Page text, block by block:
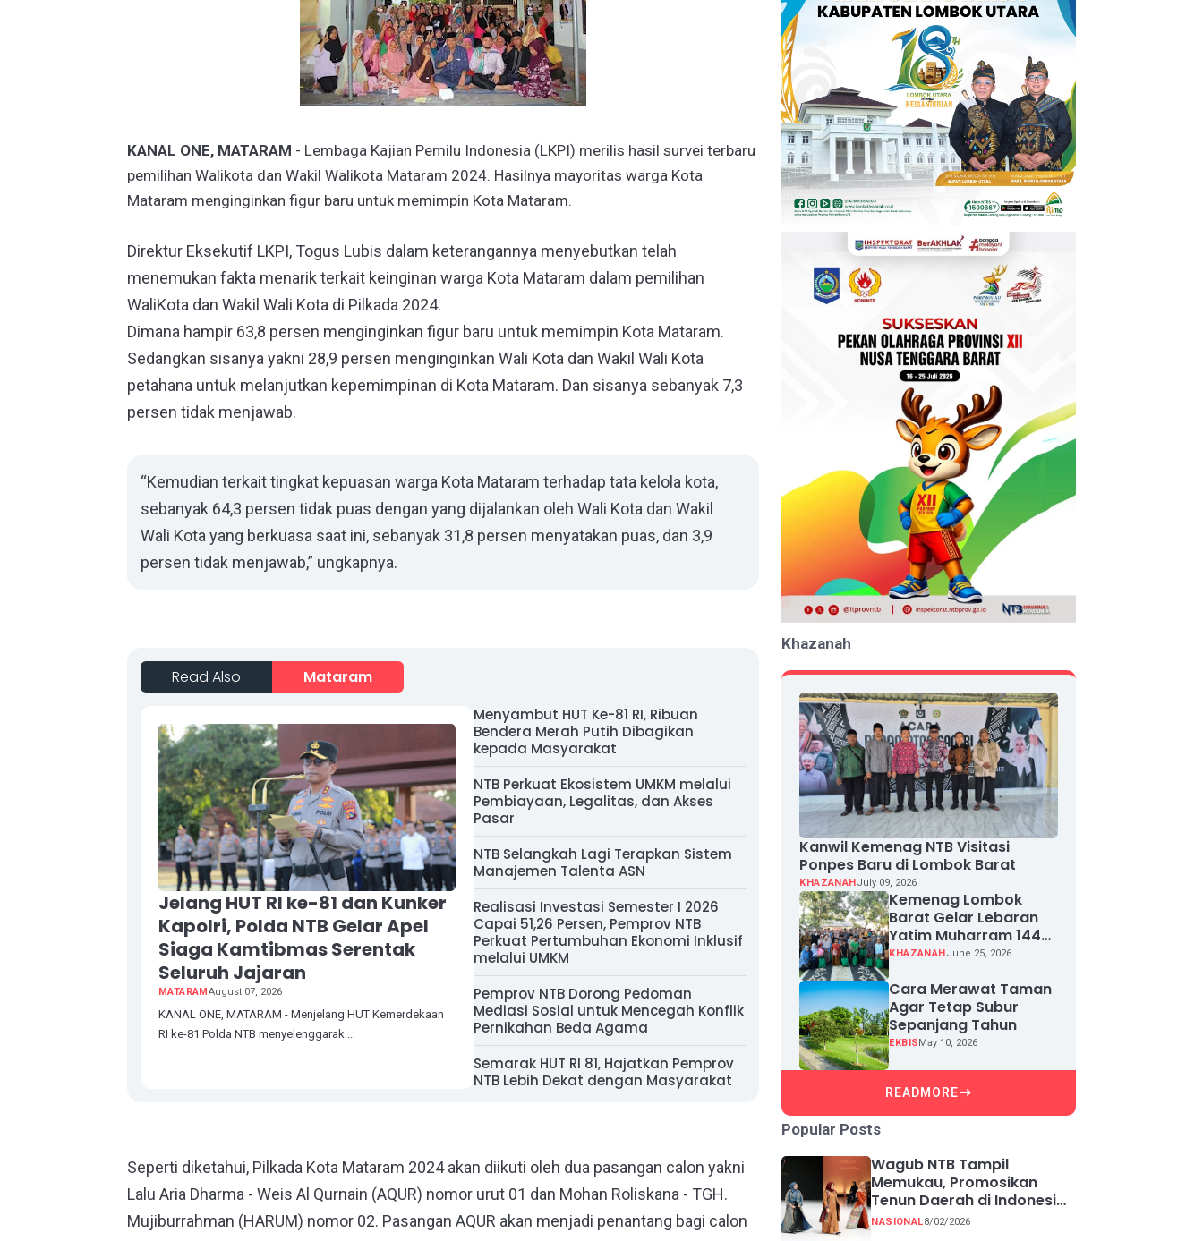
KANAL ONE, MATARAM - Lembaga Kajian Pemilu Indonesia (LKPI) merilis hasil survei terbaru
pemilihan Walikota dan Wakil Walikota Mataram 2024. Hasilnya mayoritas warga Kota
Mataram menginginkan figur baru untuk memimpin Kota Mataram.
Direktur Eksekutif LKPI, Togus Lubis dalam keterangannya menyebutkan telah
menemukan fakta menarik terkait keinginan warga Kota Mataram dalam pemilihan
WaliKota dan Wakil Wali Kota di Pilkada 2024.
Dimana hampir 63,8 persen menginginkan figur baru untuk memimpin Kota Mataram.
Sedangkan sisanya yakni 28,9 persen menginginkan Wali Kota dan Wakil Wali Kota
petahana untuk melanjutkan kepemimpinan di Kota Mataram. Dan sisanya sebanyak 7,3
persen tidak menjawab.
“Kemudian terkait tingkat kepuasan warga Kota Mataram terhadap tata kelola kota,
sebanyak 64,3 persen tidak puas dengan yang dijalankan oleh Wali Kota dan Wakil
Wali Kota yang berkuasa saat ini, sebanyak 31,8 persen menyatakan puas, dan 3,9
persen tidak menjawab,” ungkapnya.
Read Also Mataram
Jelang HUT RI ke-81 dan Kunker
Kapolri, Polda NTB Gelar Apel
Siaga Kamtibmas Serentak
Seluruh Jajaran
MATARAMAugust 07, 2026
KANAL ONE, MATARAM - Menjelang HUT Kemerdekaan
RI ke-81 Polda NTB menyelenggarak...
Menyambut HUT Ke-81 RI, Ribuan
Bendera Merah Putih Dibagikan
kepada Masyarakat
NTB Perkuat Ekosistem UMKM melalui
Pembiayaan, Legalitas, dan Akses
Pasar
NTB Selangkah Lagi Terapkan Sistem
Manajemen Talenta ASN
Realisasi Investasi Semester I 2026
Capai 51,26 Persen, Pemprov NTB
Perkuat Pertumbuhan Ekonomi Inklusif
melalui UMKM
Pemprov NTB Dorong Pedoman
Mediasi Sosial untuk Mencegah Konflik
Pernikahan Beda Agama
Semarak HUT RI 81, Hajatkan Pemprov
NTB Lebih Dekat dengan Masyarakat
Seperti diketahui, Pilkada Kota Mataram 2024 akan diikuti oleh dua pasangan calon yakni
Lalu Aria Dharma - Weis Al Qurnain (AQUR) nomor urut 01 dan Mohan Roliskana - TGH.
Mujiburrahman (HARUM) nomor 02. Pasangan AQUR akan menjadi penantang bagi calon
Khazanah
Kanwil Kemenag NTB Visitasi
Ponpes Baru di Lombok Barat
KHAZANAHJuly 09, 2026
Kemenag Lombok
Barat Gelar Lebaran
Yatim Muharram 1448
H, Puluhan Anak Yatim
KHAZANAHJune 25, 2026
Cara Merawat Taman
Agar Tetap Subur
Sepanjang Tahun
EKBISMay 10, 2026
READMORE
Popular Posts
Wagub NTB Tampil
Memukau, Promosikan
Tenun Daerah di Indonesia
Fashion Week 2026
NASIONAL8/02/2026